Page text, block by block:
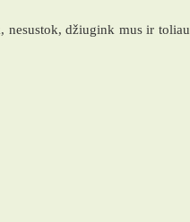
nesustok, džiugink mus ir